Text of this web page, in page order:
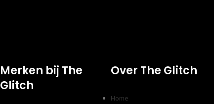
Merken bij The
Glitch
Over The Glitch
Home